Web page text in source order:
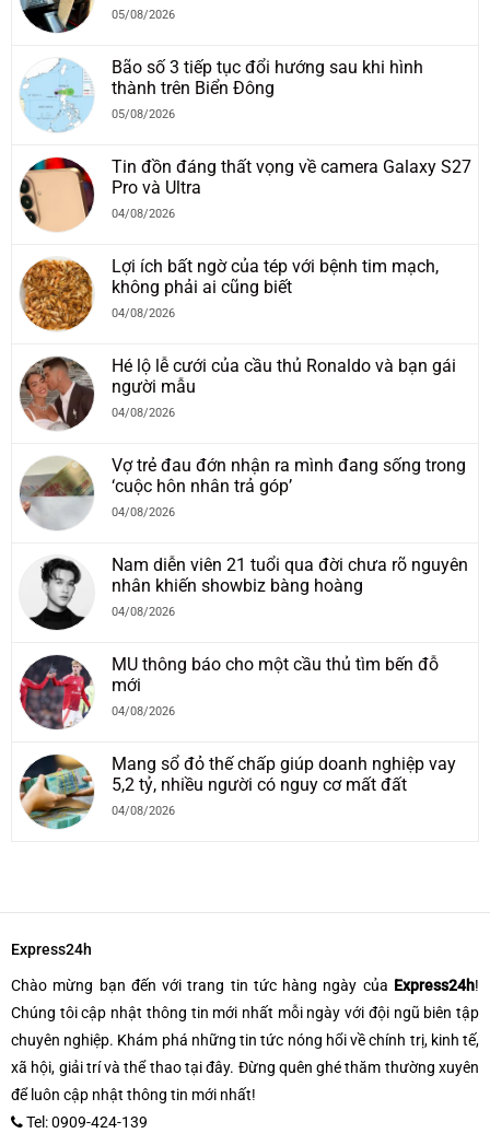
05/08/2026
Bão số 3 tiếp tục đổi hướng sau khi hình
thành trên Biển Đông
05/08/2026
Tin đồn đáng thất vọng về camera Galaxy S27
Pro và Ultra
04/08/2026
Lợi ích bất ngờ của tép với bệnh tim mạch,
không phải ai cũng biết
04/08/2026
Hé lộ lễ cưới của cầu thủ Ronaldo và bạn gái
người mẫu
04/08/2026
Vợ trẻ đau đớn nhận ra mình đang sống trong
‘cuộc hôn nhân trả góp’
04/08/2026
Nam diễn viên 21 tuổi qua đời chưa rõ nguyên
nhân khiến showbiz bàng hoàng
04/08/2026
MU thông báo cho một cầu thủ tìm bến đỗ
mới
04/08/2026
Mang sổ đỏ thế chấp giúp doanh nghiệp vay
5,2 tỷ, nhiều người có nguy cơ mất đất
04/08/2026
Express24h
Chào mừng bạn đến với trang tin tức hàng ngày của Express24h!
Chúng tôi cập nhật thông tin mới nhất mỗi ngày với đội ngũ biên tập
chuyên nghiệp. Khám phá những tin tức nóng hổi về chính trị, kinh tế,
xã hội, giải trí và thể thao tại đây. Đừng quên ghé thăm thường xuyên
để luôn cập nhật thông tin mới nhất!
Tel: 0909-424-139